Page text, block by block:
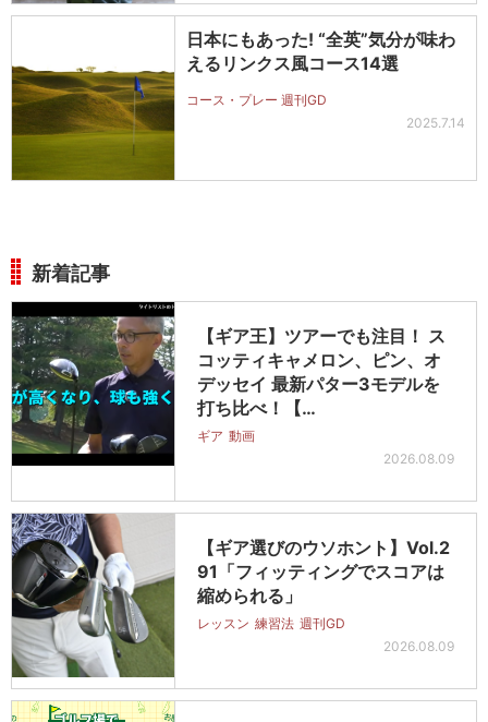
日本にもあった! “全英”気分が味わ
えるリンクス風コース14選
コース・プレー 週刊GD
2025.7.14
新着記事
【ギア王】ツアーでも注目！ ス
コッティキャメロン、ピン、オ
デッセイ 最新パター3モデルを
打ち比べ！【…
ギア 動画
2026.08.09
【ギア選びのウソホント】Vol.2
91「フィッティングでスコアは
縮められる」
レッスン 練習法 週刊GD
2026.08.09